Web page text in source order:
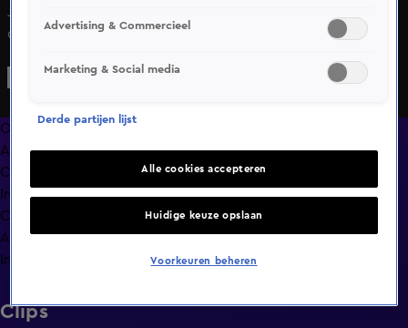
Johan Derksen en Nico Dijkshoorn gaan in discussie over
de ‘carrièreswitch’ van Matthijs van Nieuwkerk.
Overzicht
Afleveringen
Clips
In de wandelgangen
Compilaties
Anderen keken ook
Info
Clips
Advertising & Commercieel
Marketing & Social media
Derde partijen lijst
Alle cookies accepteren
Huidige keuze opslaan
Voorkeuren beheren